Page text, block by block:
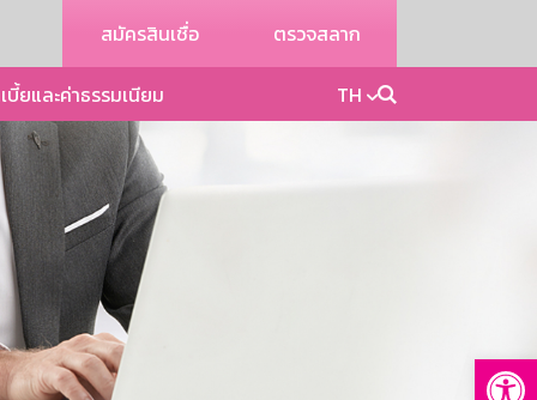
สมัครสินเชื่อ ตรวจสลาก
บี้ยและค่าธรรมเนียม TH